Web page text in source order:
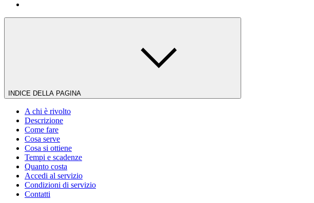
INDICE DELLA PAGINA
A chi è rivolto
Descrizione
Come fare
Cosa serve
Cosa si ottiene
Tempi e scadenze
Quanto costa
Accedi al servizio
Condizioni di servizio
Contatti